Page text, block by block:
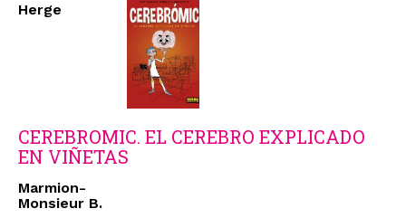
Herge
CEREBROMIC. EL CEREBRO EXPLICADO
EN VIÑETAS
Marmion-
Monsieur B.